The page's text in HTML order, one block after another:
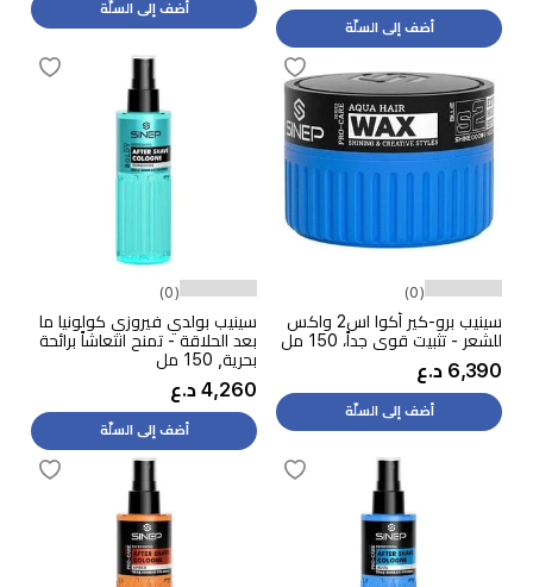
أضف إلى السلّة
أضف إلى السلّة
(0)
سينيب برو-كير أكوا اس2 واكس
للشعر - تثبيت قوي جداً، 150 مل
6,390 د.ع
أضف إلى السلّة
(0)
سينيب بولدي فيروزي كولونيا ما
بعد الحلاقة - تمنح انتعاشاً برائحة
بحرية, 150 مل
4,260 د.ع
أضف إلى السلّة